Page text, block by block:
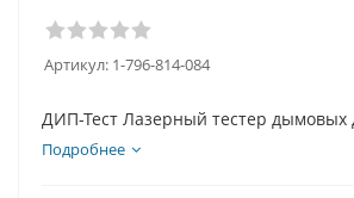
Артикул: 1-796-814-084
ДИП-Тест Лазерный тестер дымовых
Подробнее